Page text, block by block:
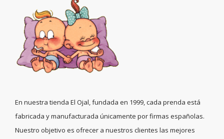
En nuestra tienda El Ojal, fundada en 1999, cada prenda está
fabricada y manufacturada únicamente por firmas españolas.
Nuestro objetivo es ofrecer a nuestros clientes las mejores